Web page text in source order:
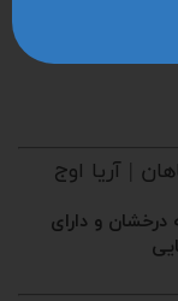
| آریا اوج
پرواز با ۲۰ سال سابقه درخشان و دارای